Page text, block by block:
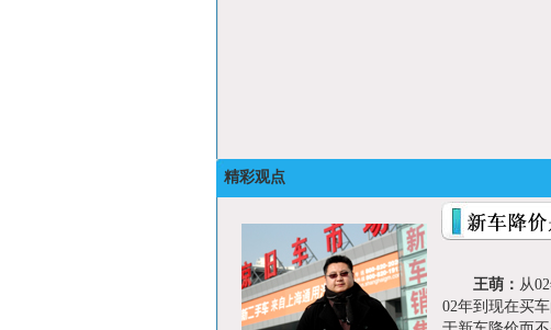
精彩观点
王萌： 从
02年到现在买